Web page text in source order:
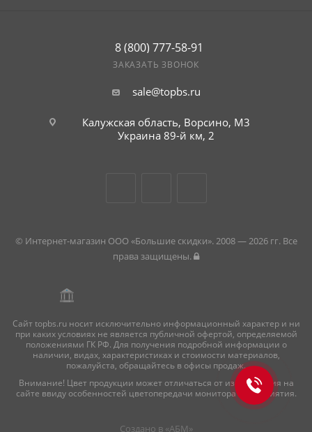
8 (800) 777-58-91
ЗАКАЗАТЬ ЗВОНОК
sale@topbs.ru
Калужская область, Ворсино, М3
Украина 89-й км, 2
© Интернет-магазин ООО «Большие скидки». 2008 — 2026 гг. Все
права защищены.
Сайт topbs.ru носит исключительно информационный характер и ни
при каких условиях не является публичной офертой, определяемой
положениями ГК РФ. Для получения подробной информации о
наличии, видах, характеристиках и стоимости материалов,
пожалуйста, обращайтесь в офисы продаж.
Внимание! Цвет продукции может отличаться от изображения на
сайте ввиду особенностей цветопередачи монитора и восприятия.
Создано в «АБМ»